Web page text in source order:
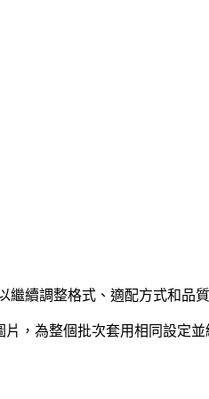
繼續調整格式、適配方式和品質
片，為整個批次套用相同設定並